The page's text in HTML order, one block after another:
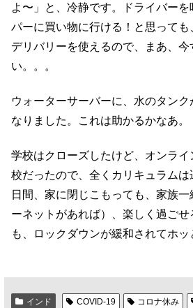
よ〜」と、冷静です。ドライバー
パーに買い物に行ける！と思っても
デリバリーを使えるので、まあ、
い。。。
ウォーターサーバーに、水のタン
なりました。これは助かるかなあ。
学校はクローズしたけど、オンラ
校だったので、全くカリキュラム
日間、家に閉じこもっても、家族
ーネットがあれば）、楽しく過ご
も、ロックダウンが緩和されてホッ
インド COVID-19 コロナ休み